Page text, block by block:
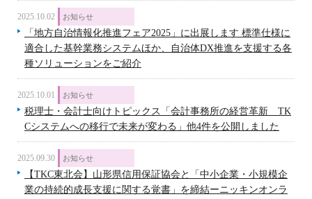
2025.10.02 お知らせ
「地方自治情報化推進フェア2025」に出展します 標準仕様に
適合した基幹業務システムほか、自治体DX推進を支援する各
種ソリューションをご紹介
2025.10.01 お知らせ
税理士・会計士向けトピックス「会計事務所の経営革新 TK
Cシステムへの移行で未来が変わる」他4件を公開しました
2025.09.30 お知らせ
【TKC東北会】山形県信用保証協会と「中小企業・小規模企
業の持続的成長支援に関する覚書」を締結ーニッキンオンラ